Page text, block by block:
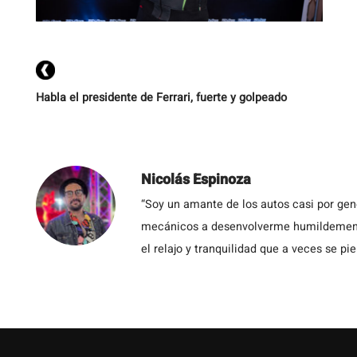
Habla el presidente de Ferrari, fuerte y golpeado
Nicolás Espinoza
“Soy un amante de los autos casi por
mecánicos a desenvolverme
el relajo y tranquilidad que a veces se